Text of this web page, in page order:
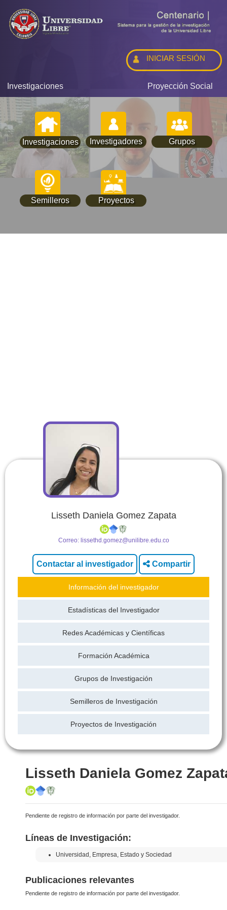
Investigaciones Proyección Social
Investigaciones Investigadores Grupos
Semilleros Proyectos
INICIAR SESIÓN
Lisseth Daniela Gomez Zapata
Correo: lissethd.gomez@unilibre.edu.co
Compartir
Información del investigador
Estadísticas del Investigador
Redes Académicas y Científicas
Formación Académica
Grupos de Investigación
Semilleros de Investigación
Proyectos de Investigación
Lisseth Daniela Gomez
Pendiente de registro de información por parte del investigador.
Líneas de Investigación:
Universidad, Empresa, Estado y Sociedad
Publicaciones relevantes
Pendiente de registro de información por parte del investigador.